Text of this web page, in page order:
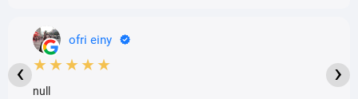
ofri einy
★★★★★
null
‹ ›